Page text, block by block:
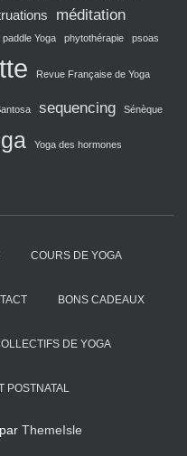
méditation
paddle Yoga phytothérapie psoas
Revue Française de Yoga
sequencing Sénèque
Yoga des hormones
COURS DE YOGA
BONS CADEAUX
DE YOGA
POSTNATAL
ThemeIsle